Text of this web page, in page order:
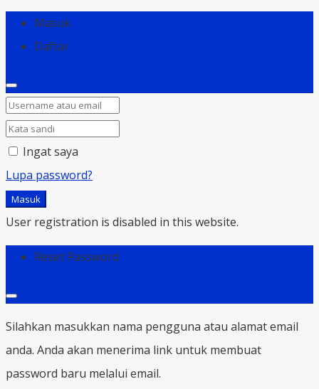
Masuk
Daftar
Ingat saya
Lupa password?
Masuk
User registration is disabled in this website.
Reset Password
Silahkan masukkan nama pengguna atau alamat email
anda. Anda akan menerima link untuk membuat
password baru melalui email.